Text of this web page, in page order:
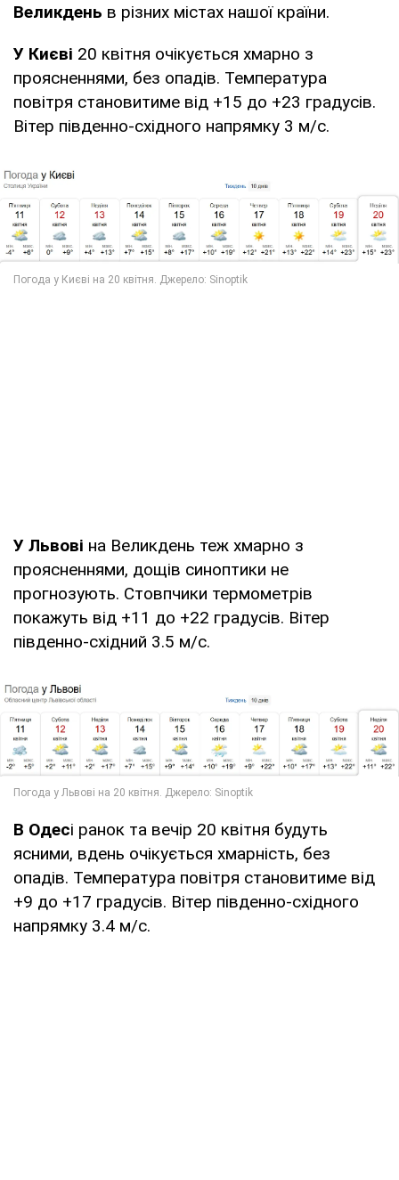
Великдень в різних містах нашої країни.
У Києві 20 квітня очікується хмарно з
проясненнями, без опадів. Температура
повітря становитиме від +15 до +23 градусів.
Вітер південно-східного напрямку 3 м/с.
У Львові на Великдень теж хмарно з
проясненнями, дощів синоптики не
прогнозують. Стовпчики термометрів
покажуть від +11 до +22 градусів. Вітер
південно-східний 3.5 м/с.
В Одесі ранок та вечір 20 квітня будуть
ясними, вдень очікується хмарність, без
опадів. Температура повітря становитиме від
+9 до +17 градусів. Вітер південно-східного
напрямку 3.4 м/с.